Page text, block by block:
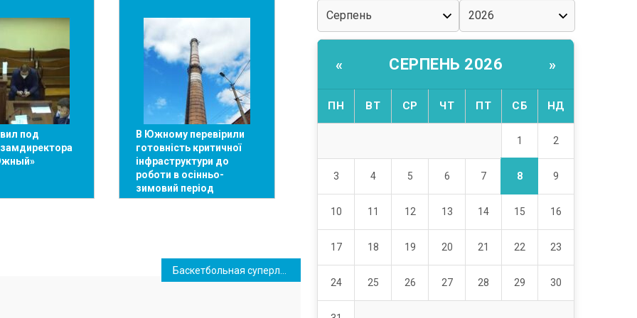
под
В Южному перевірили
готовність критичної
інфраструктури до
роботи в осінньо-
зимовий період
« СЕРПЕНЬ 2026 »
ПН ВТ СР ЧТ ПТ СБ НД
1 2
3 4 5 6 7 8 9
10 11 12 13 14 15 16
17 18 19 20 21 22 23
24 25 26 27 28 29 30